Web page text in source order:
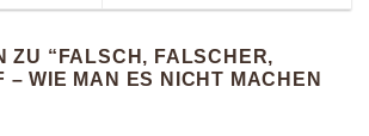
ZU “ FALSCH, FALSCHER,
– WIE MAN ES NICHT MACHEN